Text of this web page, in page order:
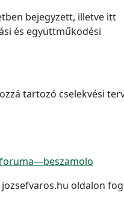
bejegyzett, illetve itt
és együttműködési
tartozó cselekvési
oldalon fog